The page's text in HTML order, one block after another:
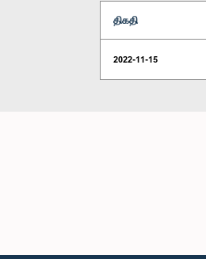
திகதி
2022-11-15